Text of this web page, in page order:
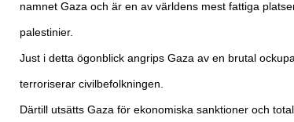
namnet Gaza och är en av världens mest fattiga
palestinier.
Just i detta ögonblick angrips Gaza av en brutal
terroriserar civilbefolkningen.
Därtill utsätts Gaza för ekonomiska sanktioner och